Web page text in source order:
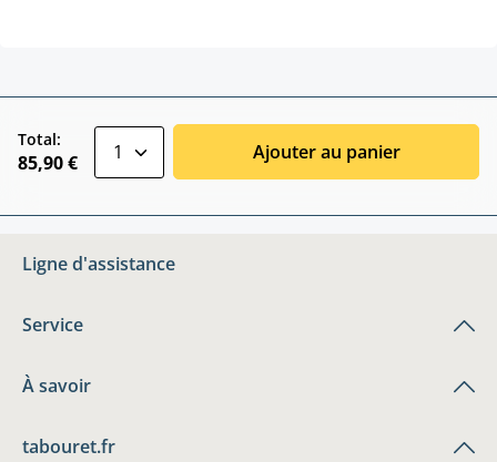
Total:
85,90 € Ajouter au panier
Ligne d'assistance
Service
À savoir
tabouret.fr